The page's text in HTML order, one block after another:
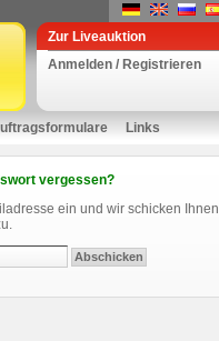
Zur Liveauktion
Anmelden / Registrieren
Links
vergessen?
ein und wir schicken Ihnen